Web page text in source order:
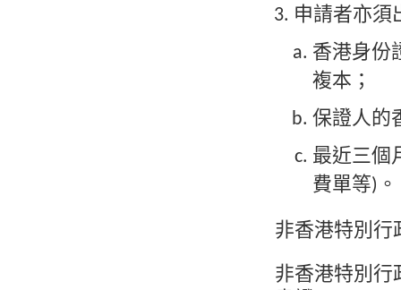
申請者亦須
香港身份
複本；
保證人的
最近三個
費單等)。
非香港特別行
非香港特別行